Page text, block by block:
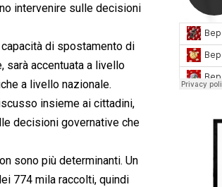
intervenire sulle decisioni
di spostamento di
sarà accentuata a livello
a livello nazionale.
insieme ai cittadini,
decisioni governative che
sono più determinanti. Un
774 mila raccolti, quindi